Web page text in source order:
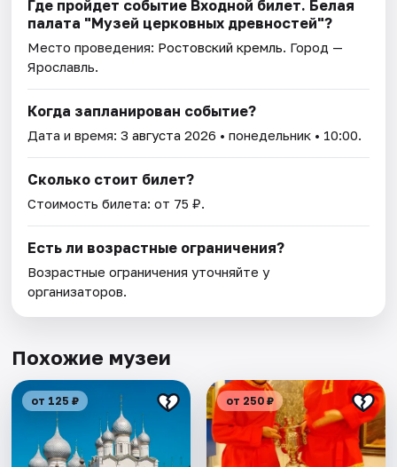
Где пройдет событие Входной билет. Белая
палата "Музей церковных древностей"?
Место проведения: Ростовский кремль. Город —
Ярославль.
Когда запланирован событие?
Дата и время:3 августа 2026 • понедельник • 10:00.
Сколько стоит билет?
Стоимость билета: от 75 ₽.
Есть ли возрастные ограничения?
Возрастные ограничения уточняйте у
организаторов.
Похожие музеи
от 125 ₽ от 250 ₽